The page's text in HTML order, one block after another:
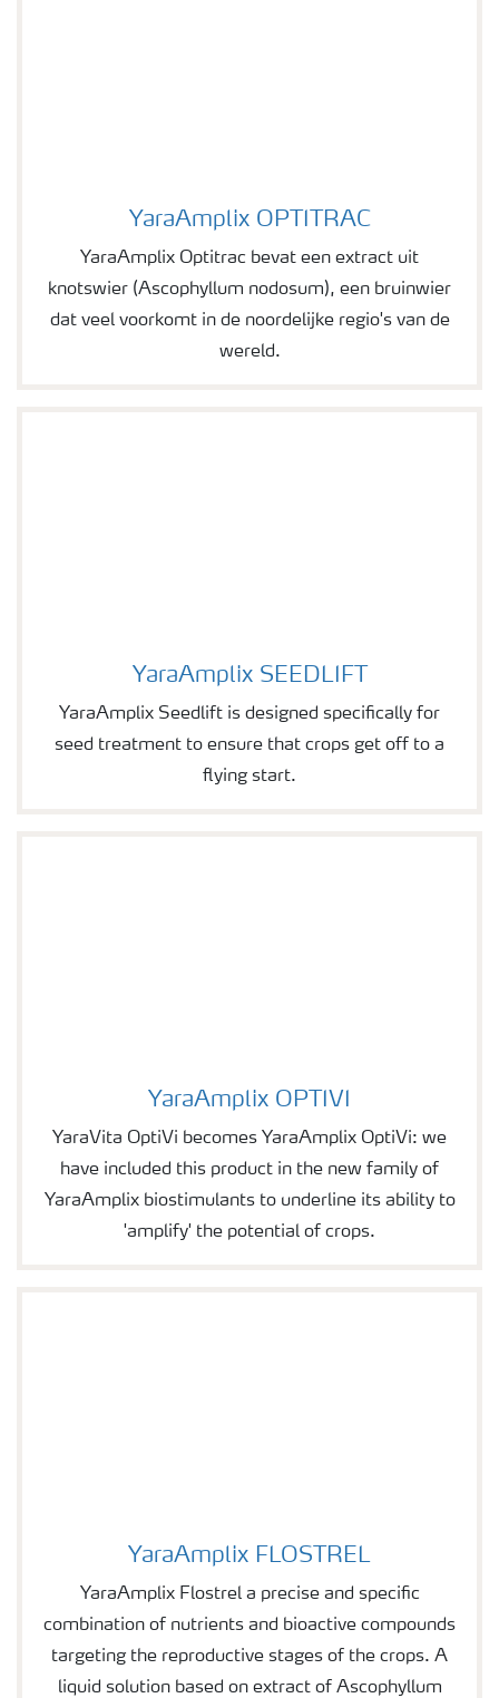
Image of YaraAmplix OPTITRAC
YaraAmplix OPTITRAC
YaraAmplix Optitrac bevat een extract uit
knotswier (Ascophyllum nodosum), een bruinwier
dat veel voorkomt in de noordelijke regio's van de
wereld.
Image of YaraAmplix SEEDLIFT
YaraAmplix SEEDLIFT
YaraAmplix Seedlift is designed specifically for
seed treatment to ensure that crops get off to a
flying start.
Image of YaraAmplix OPTIVI
YaraAmplix OPTIVI
YaraVita OptiVi becomes YaraAmplix OptiVi: we
have included this product in the new family of
YaraAmplix biostimulants to underline its ability to
'amplify' the potential of crops.
Image of YaraAmplix FLOSTREL
YaraAmplix FLOSTREL
YaraAmplix Flostrel a precise and specific
combination of nutrients and bioactive compounds
targeting the reproductive stages of the crops. A
liquid solution based on extract of Ascophyllum